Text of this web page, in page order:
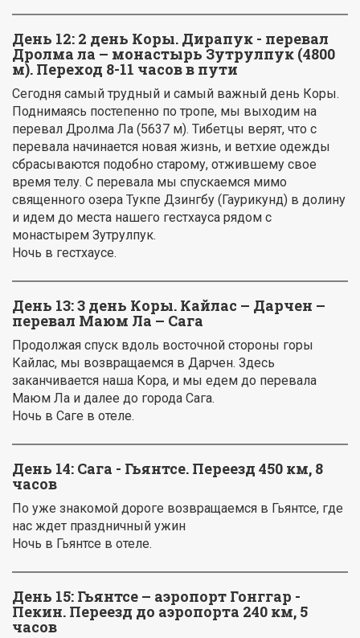
День 12: 2 день Коры. Дирапук - перевал
Дролма ла – монастырь Зутрулпук (4800
м). Переход 8-11 часов в пути
Сегодня самый трудный и самый важный день Коры.
Поднимаясь постепенно по тропе, мы выходим на
перевал Дролма Ла (5637 м). Тибетцы верят, что с
перевала начинается новая жизнь, и ветхие одежды
сбрасываются подобно старому, отжившему свое
время телу. С перевала мы спускаемся мимо
священного озера Тукпе Дзингбу (Гаурикунд) в долину
и идем до места нашего гестхауса рядом с
монастырем Зутрулпук.
Ночь в гестхаусе.
День 13:3 день Коры. Кайлас – Дарчен –
перевал Маюм Ла – Сага
Продолжая спуск вдоль восточной стороны горы
Кайлас, мы возвращаемся в Дарчен. Здесь
заканчивается наша Кора, и мы едем до перевала
Маюм Ла и далее до города Сага.
Ночь в Саге в отеле.
День 14: Сага - Гьянтсе. Переезд 450 км, 8
часов
По уже знакомой дороге возвращаемся в Гьянтсе, где
нас ждет праздничный ужин
Ночь в Гьянтсе в отеле.
День 15: Гьянтсе – аэропорт Гонггар -
Пекин. Переезд до аэропорта 240 км, 5
часов